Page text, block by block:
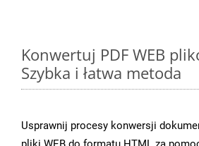
Konwertuj PDF WEB
Szybka i łatwa metoda
Usprawnij procesy konwersji